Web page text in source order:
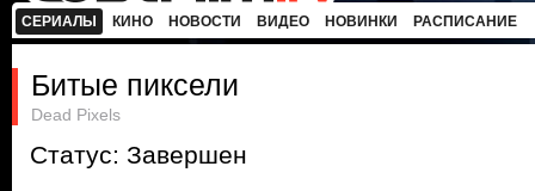
СЕРИАЛЫ КИНО НОВОСТИ ВИДЕО НОВИНКИ РАСПИСАНИЕ
Битые пиксели
Dead Pixels
Статус: Завершен